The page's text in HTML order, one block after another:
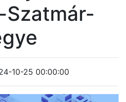
Szatmár-
10-25 00:00:00